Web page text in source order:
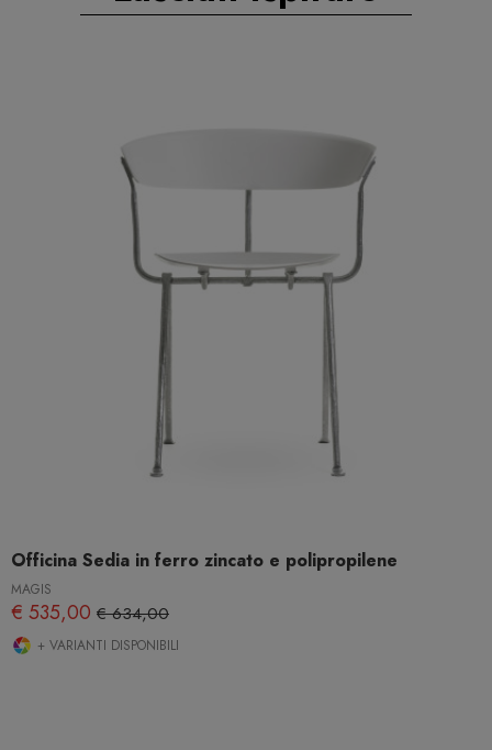
Officina Sedia in ferro zincato e polipropilene
MAGIS
€ 535,00 € 634,00
+ VARIANTI DISPONIBILI